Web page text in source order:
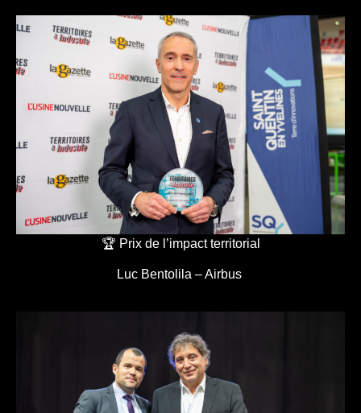
🏆 Prix de l’impact territorial
Luc Bentolila – Airbus